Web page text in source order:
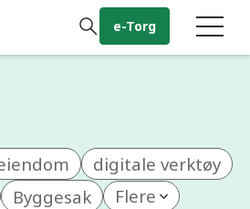
e-Torg
digitale verktøy
Byggesak Flere